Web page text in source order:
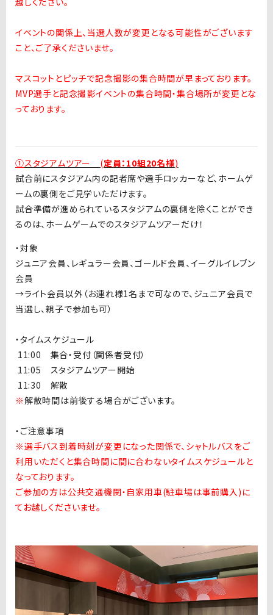
イベントの関係上、当選人数が変更となる可能性がございます
こと、ご了承くださいませ。
マスコットとピッチで記念撮影の集合時間が早まっております。
MVP選手と記念撮影イベントの集合時間・集合場所が変更とな
っております。
①スタジアムツアー (定員：10組20名様)
試合前にスタジアム内の記者席や選手ロッカーなど、ホームゲ
ームの裏側をご見学いただけます。
試合準備が進められているスタジアムの裏側を除くことができ
るのは、ホームゲームでのスタジアムツアーだけ！
・対象
ジュニア会員、レギュラー会員、ゴールド会員、イーグルイレブン
会員
→ライト会員以外（お連れ様1名まで可なので、ジュニア会員で
当選し、親子で参加も可）
・タイムスケジュール
11:00 集合・受付（関係者受付）
1 1:05 スタジアムツアー開始
1 1:30 解散
※解散時間は前後する場合がございます。
・ご注意事項
※選手バス到着時刻が変更になった関係で、シャトルバスをご
利用いただくと集合時間に間に合わないタイムスケジュールと
なっております。
ご参加の方は公共交通機関・自家用車(駐車場は事前購入)に
てお越しくださいませ。